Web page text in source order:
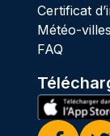
Certificat
Météo-villes
FAQ